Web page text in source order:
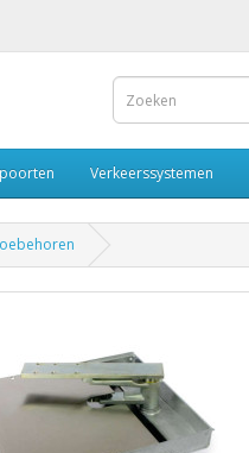
Verkeerssystemen